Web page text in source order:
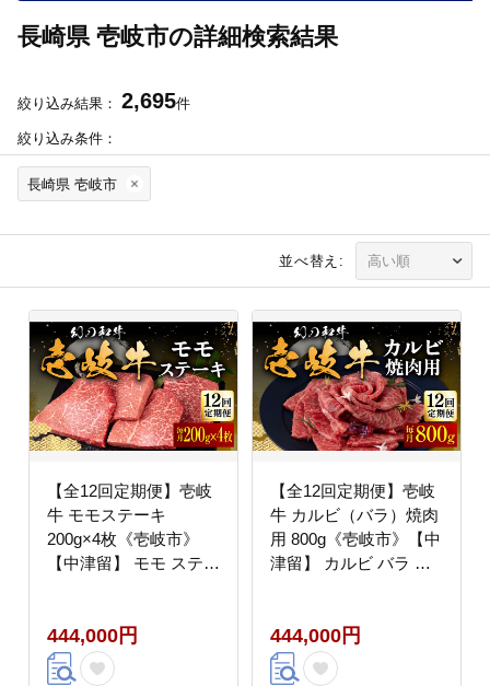
長崎県 壱岐市の詳細検索結果
絞り込み結果： 2,695件
絞り込み条件：
長崎県 壱岐市
並べ替え:
【全12回定期便】壱岐
牛 モモステーキ
200g×4枚《壱岐市》
【中津留】 モモ ステー
400000円 40万円
444,000円
【全12回定期便】壱岐
牛 カルビ（バラ）焼肉
用 800g《壱岐市》【中
津留】 カルビ バラ 焼
400000円 40万円
444,000円